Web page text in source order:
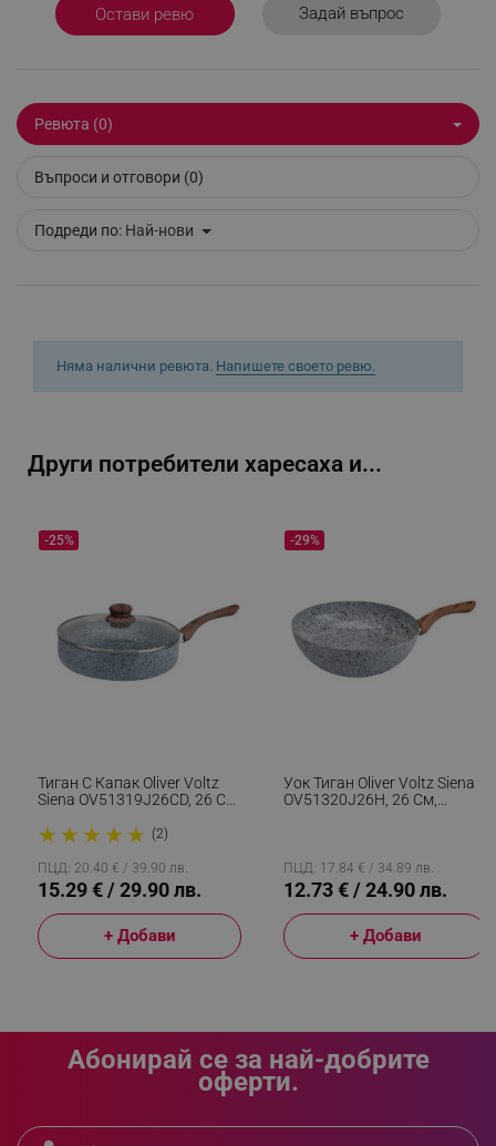
Остави ревю Задай въпрос
Ревюта (0)
Въпроси и отговори (0)
Подреди по: Най-нови
Няма налични ревюта. Напишете своето ревю.
Други потребители харесаха и...
Тиган С Капак Oliver Voltz
Siena OV51319J26CD, 26 См,
Покритие, Индукция, Сив
★ ★ ★ ★ ★ (2)
-25%
ПЦД: 20.40 € / 39.90 лв.
15.29 € / 29.90 лв.
+ Добави
Уок Тиган Oliver Voltz Siena
OV51320J26H, 26 См,
-29%
ПЦД: 17.84 € / 34.89 лв.
12.73 € / 24.90 лв.
+ Добави
Абонирай се за най-добрите
оферти.
_sgf_rq
rlv_h_fbp
rlv_s
.alleop.bg
rlv_iv
.alleop.bg
rlv_h_cart
.alleop.bg
rlv_impersonate_p
rlv_endpoint
.alleop.bg
rlv_hashes
.alleop.bg
rlv_first_session
.alleop.bg
rlv_bid
.alleop.bg